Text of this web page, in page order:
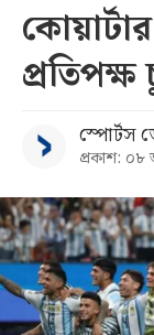
সর্বশেষ
বিভাগ
আর্কাইভ
কনভার্টার
স্পোর্টস
প্রকাশ: